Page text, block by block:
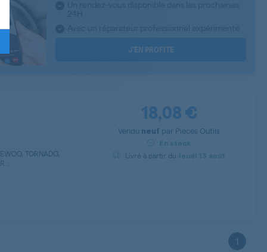
J’EN PROFITE
TORNADO,
...
18,08 €
Vendu neuf par Pièces Outils
En stock
Livré à partir du Jeudi 13 août
1